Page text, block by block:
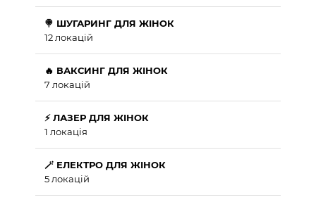
🍭 ШУГАРИНГ ДЛЯ ЖІНОК
12 локацій
🔥 ВАКСИНГ ДЛЯ ЖІНОК
7 локацій
⚡ ЛАЗЕР ДЛЯ ЖІНОК
1 локація
🪄 ЕЛЕКТРО ДЛЯ ЖІНОК
5 локацій